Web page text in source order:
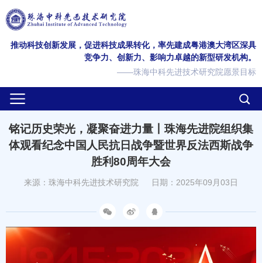
推动科技创新发展，促进科技成果转化，率先建成粤港澳大湾区深具
竞争力、创新力、影响力卓越的新型研发机构。
——珠海中科先进技术研究院愿景目标
铭记历史荣光，凝聚奋进力量丨珠海先进院组织集
体观看纪念中国人民抗日战争暨世界反法西斯战争
胜利80周年大会
来源：珠海中科先进技术研究院 日期：2025年09月03日